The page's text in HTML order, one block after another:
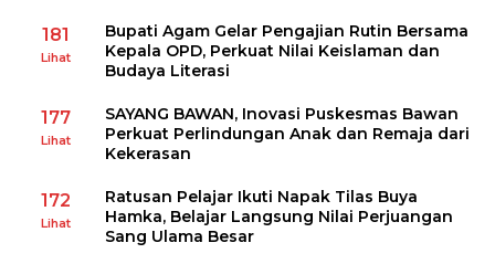
181
Lihat
Bupati Agam Gelar Pengajian Rutin Bersama
Kepala OPD, Perkuat Nilai Keislaman dan
Budaya Literasi
177
Lihat
SAYANG BAWAN, Inovasi Puskesmas Bawan
Perkuat Perlindungan Anak dan Remaja dari
Kekerasan
172
Lihat
Ratusan Pelajar Ikuti Napak Tilas Buya
Hamka, Belajar Langsung Nilai Perjuangan
Sang Ulama Besar